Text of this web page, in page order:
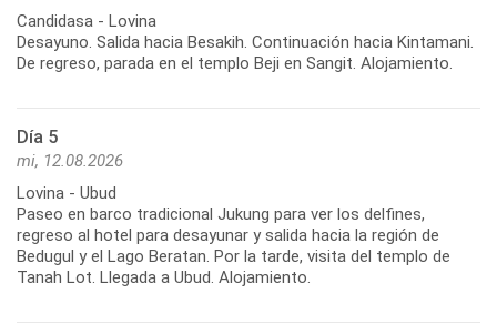
Candidasa - Lovina
Desayuno. Salida hacia Besakih. Continuación hacia Kintamani.
De regreso, parada en el templo Beji en Sangit. Alojamiento.
Día 5
mi, 12.08.2026
Lovina - Ubud
Paseo en barco tradicional Jukung para ver los delfines,
regreso al hotel para desayunar y salida hacia la región de
Bedugul y el Lago Beratan. Por la tarde, visita del templo de
Tanah Lot. Llegada a Ubud. Alojamiento.